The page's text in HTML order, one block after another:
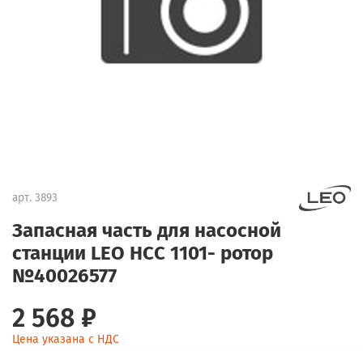
арт. 3893
Запасная часть для насосной
станции LEO НСС 1101- ротор
№40026577
2 568 ₽
Цена указана с НДС